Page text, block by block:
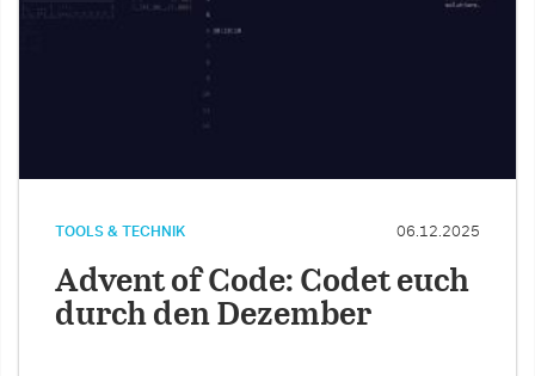
TOOLS & TECHNIK 06.12.2025
Advent of Code: Codet euch
durch den Dezember